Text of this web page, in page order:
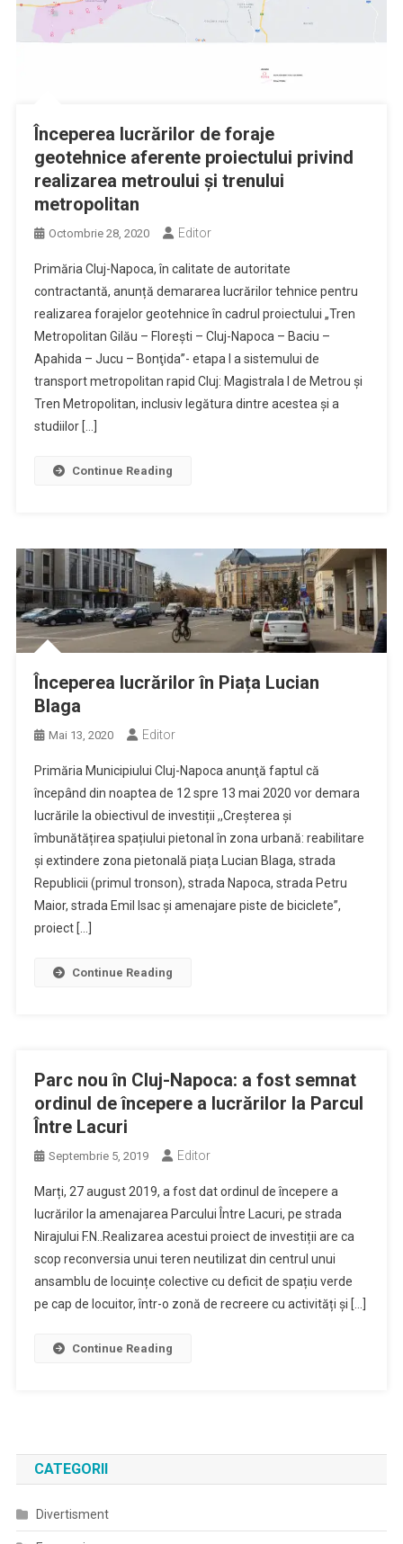
Începerea lucrărilor de foraje
geotehnice aferente proiectului privind
realizarea metroului și trenului
metropolitan
Octombrie 28, 2020 Editor
Primăria Cluj-Napoca, în calitate de autoritate
contractantă, anunță demararea lucrărilor tehnice pentru
realizarea forajelor geotehnice în cadrul proiectului „Tren
Metropolitan Gilău – Floreşti – Cluj-Napoca – Baciu –
Apahida – Jucu – Bonţida”- etapa I a sistemului de
transport metropolitan rapid Cluj: Magistrala I de Metrou şi
Tren Metropolitan, inclusiv legătura dintre acestea și a
studiilor […]
Continue Reading
Începerea lucrărilor în Piața Lucian
Blaga
Mai 13, 2020 Editor
Primăria Municipiului Cluj-Napoca anunţă faptul că
începând din noaptea de 12 spre 13 mai 2020 vor demara
lucrările la obiectivul de investiții ,,Creșterea și
îmbunătățirea spațiului pietonal în zona urbană: reabilitare
și extindere zona pietonală piața Lucian Blaga, strada
Republicii (primul tronson), strada Napoca, strada Petru
Maior, strada Emil Isac și amenajare piste de biciclete”,
proiect […]
Continue Reading
Parc nou în Cluj-Napoca: a fost semnat
ordinul de începere a lucrărilor la Parcul
Între Lacuri
Septembrie 5, 2019 Editor
Marți, 27 august 2019, a fost dat ordinul de începere a
lucrărilor la amenajarea Parcului Între Lacuri, pe strada
Nirajului F.N..Realizarea acestui proiect de investiții are ca
scop reconversia unui teren neutilizat din centrul unui
ansamblu de locuințe colective cu deficit de spațiu verde
pe cap de locuitor, într-o zonă de recreere cu activități și […]
Continue Reading
CATEGORII
Divertisment